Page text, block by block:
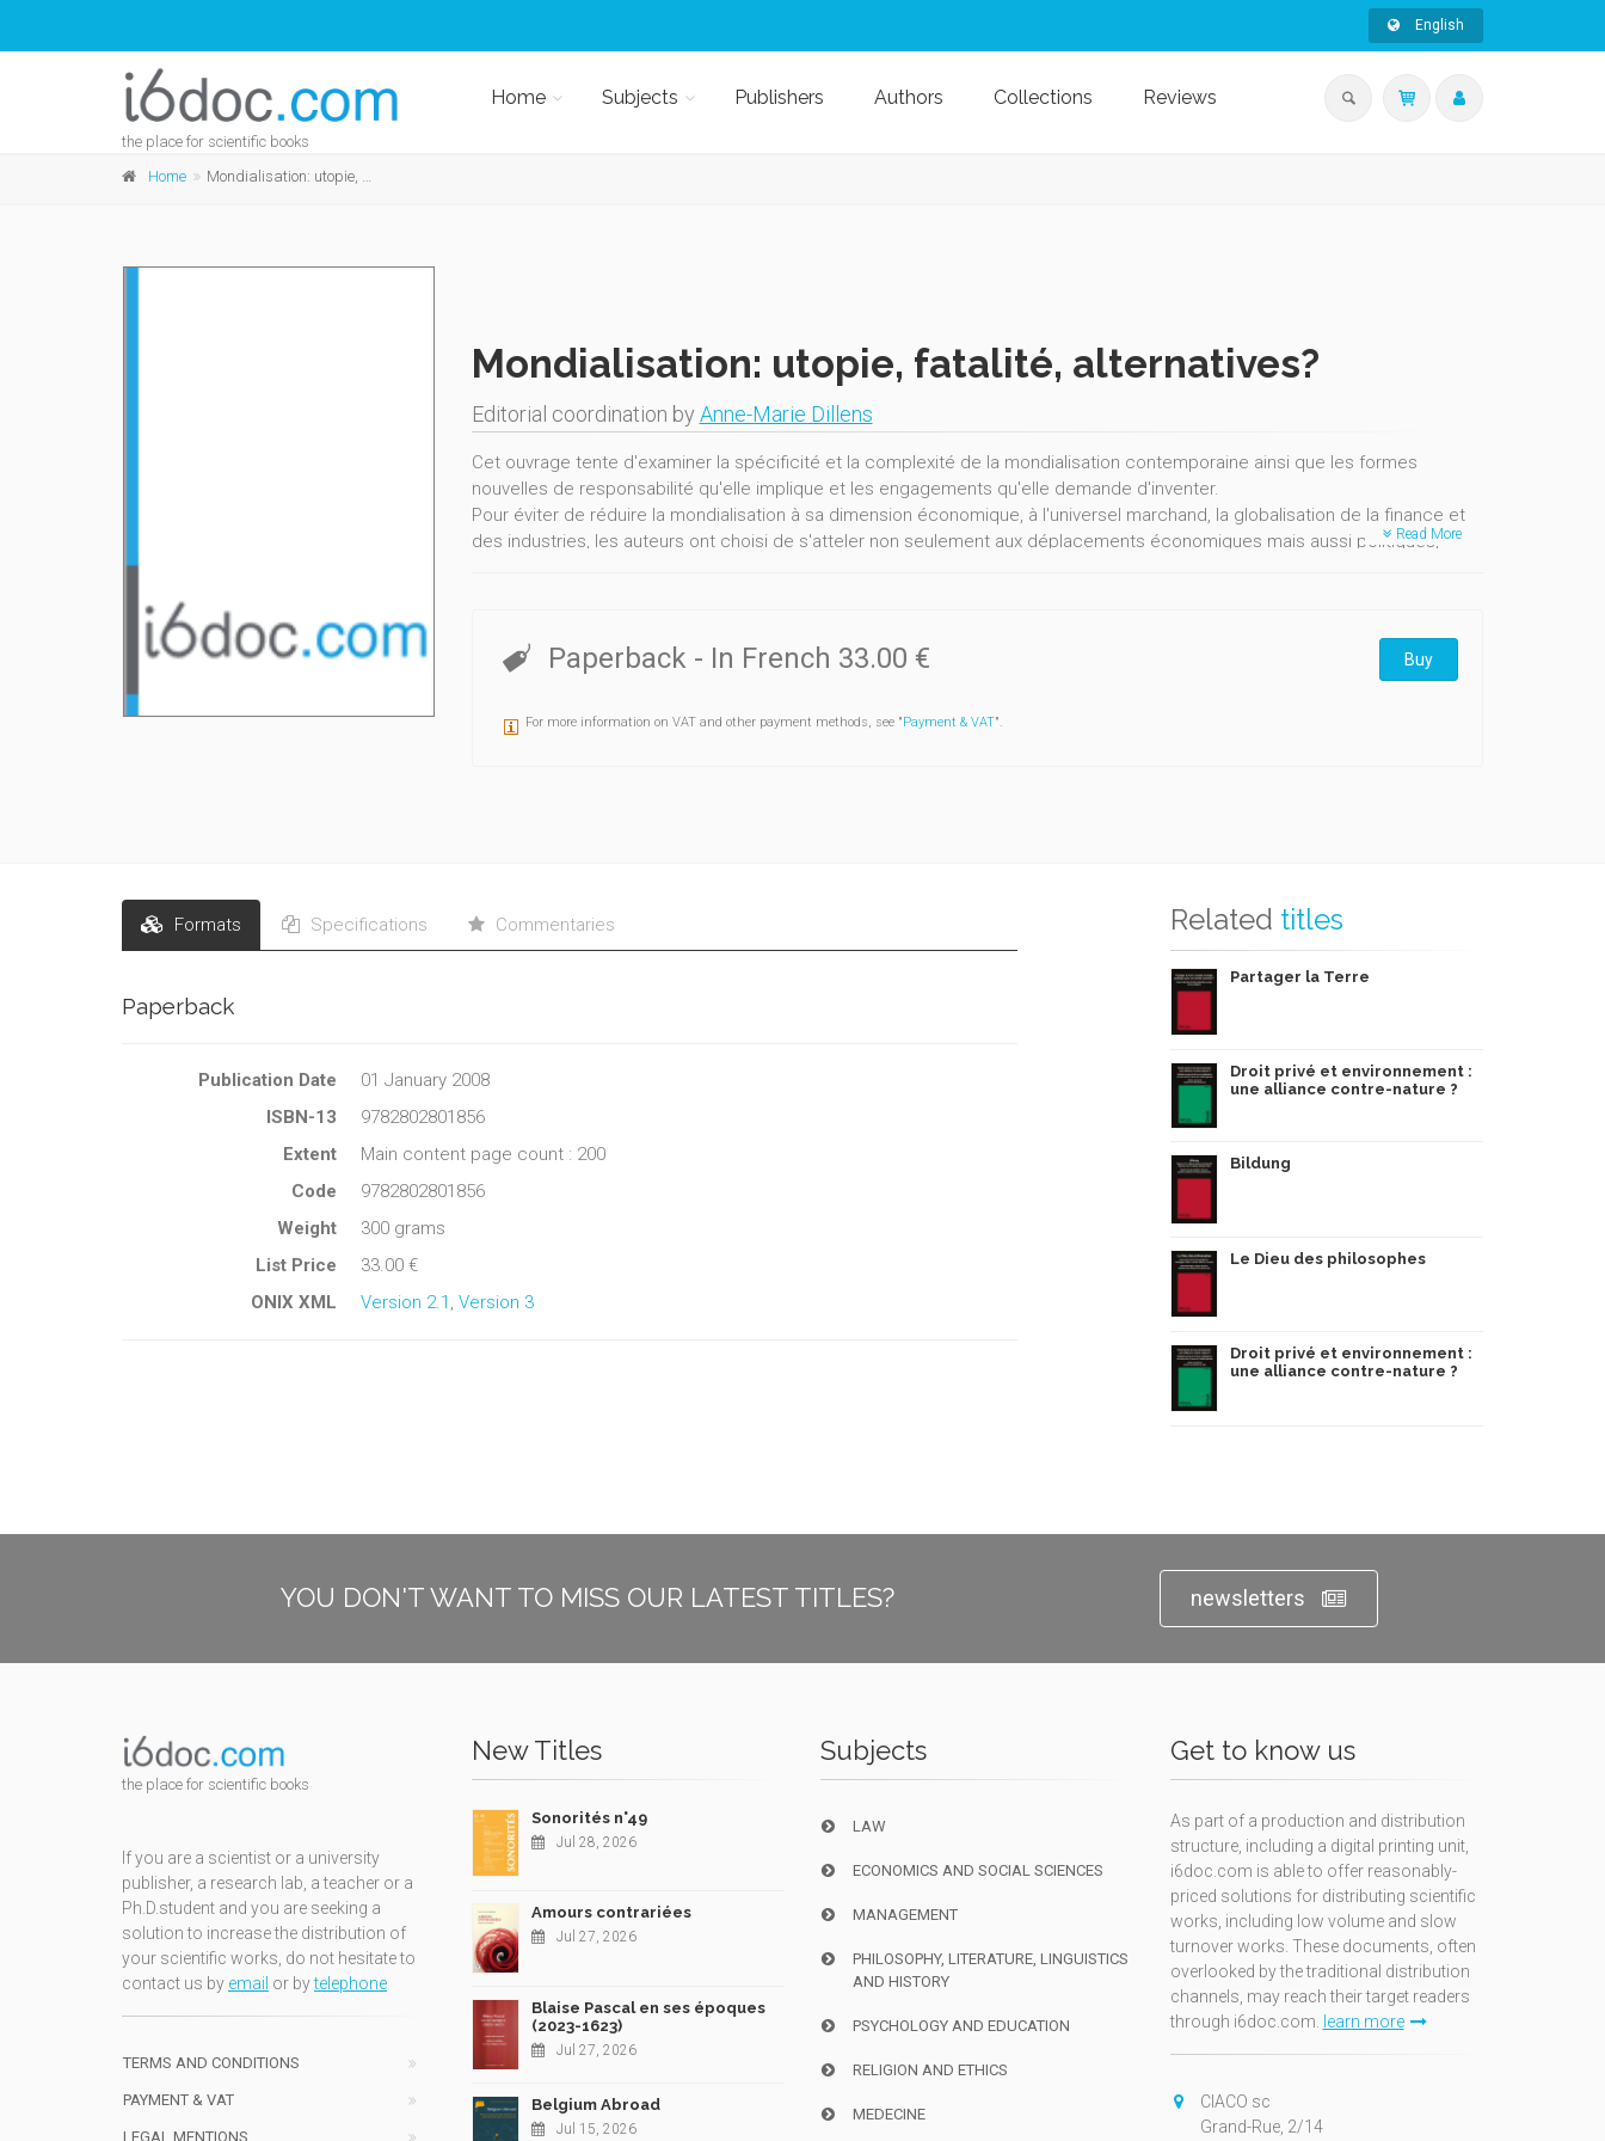
English
the place for scientific books
Home Subjects Publishers Authors Collections Reviews
Home Mondialisation: utopie, fatalité, alternatives?
Mondialisation: utopie, fatalité, alternatives?
Editorial coordination by Anne-Marie Dillens
Cet ouvrage tente d'examiner la spécificité et la complexité de la mondialisation contemporaine ainsi que les formes
nouvelles de responsabilité qu'elle implique et les engagements qu'elle demande d'inventer.
Pour éviter de réduire la mondialisation à sa dimension économique, à l'universel marchand, la globalisation de la finance et
des industries, les auteurs ont choisi de s'atteler non seulement aux déplacements économiques mais aussi politiques,
Read More
Paperback - In French 33.00 € Buy
For more information on VAT and other payment methods, see "Payment & VAT".
Formats Specifications Commentaries
Paperback
Publication Date
01 January 2008
ISBN-13
9782802801856
Extent
Main content page count : 200
Code
9782802801856
Weight
300 grams
List Price
33.00 €
ONIX XML
Version 2.1 Version 3
Related titles
Partager la Terre
Droit privé et environnement :
une alliance contre-nature ?
Bildung
Le Dieu des philosophes
Droit privé et environnement :
une alliance contre-nature ?
YOU DON'T WANT TO MISS OUR LATEST TITLES? newsletters
the place for scientific books
If you are a scientist or a university
publisher, a research lab, a teacher or a
Ph.D.student and you are seeking a
solution to increase the distribution of
your scientific works, do not hesitate to
contact us by email or bytelephone
TERMS AND CONDITIONS
PAYMENT & VAT
LEGAL MENTIONS
New Titles
Sonorités n°49
Jul 28, 2026
Amours contrariées
Jul 27, 2026
Blaise Pascal en ses époques
(2023-1623)
Jul 27, 2026
Belgium Abroad
Jul 15, 2026
Subjects
LAW
ECONOMICS AND SOCIAL SCIENCES
MANAGEMENT
PHILOSOPHY, LITERATURE, LINGUISTICS
AND HISTORY
PSYCHOLOGY AND EDUCATION
RELIGION AND ETHICS
MEDECINE
Get to know us
As part of a production and distribution
structure, including a digital printing unit,
i6doc.com is able to offer reasonably-
priced solutions for distributing scientific
works, including low volume and slow
turnover works. These documents, often
overlooked by the traditional distribution
channels, may reach their target readers
through i6doc.com. learn more
CIACO sc
Grand-Rue, 2/14